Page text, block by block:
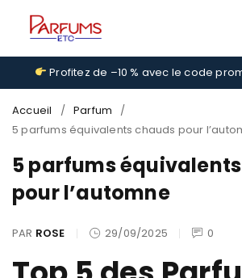
Profitez de –10 % avec le code
Accueil / Parfum
/
5 parfums équivalents chauds pour
5 parfums
pour l’automne
PAR ROSE 29/09/2025 0